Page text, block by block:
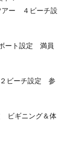
アー ４ビーチ設
ート設定 満員
ビーチ設定 参
ビギニング＆体